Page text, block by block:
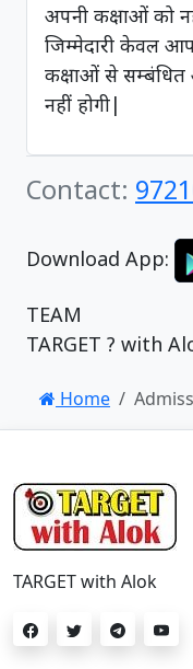
अपनी कक्षाओं को
जिम्मेदारी केवल
कक्षाओं से सम्बंधित
नहीं होगी|
Contact:
Download App:
TEAM
TARGET ? with
Home
TARGET with Alok